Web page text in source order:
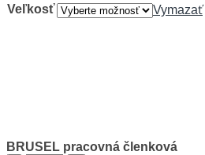
Veľkosť Vymazať
BRUSEL pracovná členková